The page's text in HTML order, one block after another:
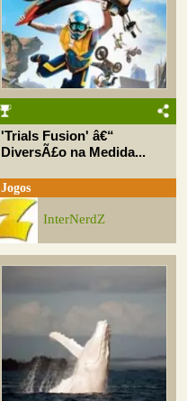
'Trials Fusion' â€“
DiversÃ£o na Medida...
Jogos
InterNerdZ